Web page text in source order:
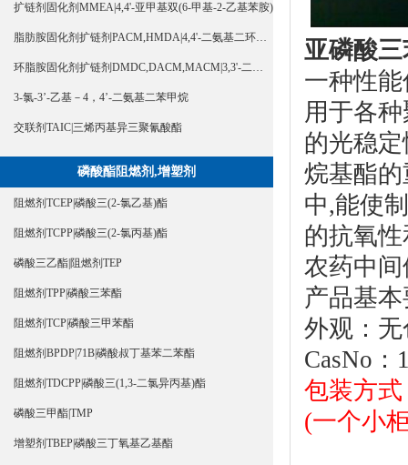
扩链剂固化剂MMEA|4,4'-亚甲基双(6-甲基-2-乙基苯胺)
脂肪胺固化剂扩链剂PACM,HMDA|4,4'-二氨基二环己基甲烷
环脂胺固化剂扩链剂DMDC,DACM,MACM|3,3'-二甲基-4,4'-二氨基二环己基甲烷
3-氯-3’-乙基－4，4’-二氨基二苯甲烷
交联剂TAIC|三烯丙基异三聚氰酸酯
磷酸酯阻燃剂,增塑剂
阻燃剂TCEP|磷酸三(2-氯乙基)酯
阻燃剂TCPP|磷酸三(2-氯丙基)酯
磷酸三乙酯|阻燃剂TEP
阻燃剂TPP|磷酸三苯酯
阻燃剂TCP|磷酸三甲苯酯
阻燃剂BPDP|71B|磷酸叔丁基苯二苯酯
阻燃剂TDCPP|磷酸三(1,3-二氯异丙基)酯
磷酸三甲酯|TMP
增塑剂TBEP|磷酸三丁氧基乙基酯
亚磷酸
一种性
用于各
的光稳
烷基酯
中,能使
的抗氧
农药中间
产品基
外观：
CasNo：
包装方
(一个小